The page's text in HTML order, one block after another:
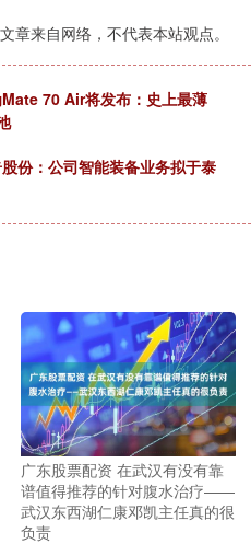
章来自网络，不代表本站观点。
70 Air将发布：史上最薄
份：公司智能装备业务拟于泰
广东股票配资 在武汉有没有靠
谱值得推荐的针对腹水治疗——
武汉东西湖仁康邓凯主任真的很
负责